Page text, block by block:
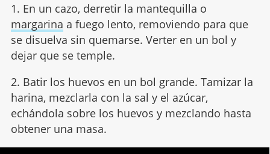
1. En un cazo, derretir la mantequilla o
margarina a fuego lento, removiendo para que
se disuelva sin quemarse. Verter en un bol y
dejar que se temple.
2. Batir los huevos en un bol grande. Tamizar la
harina, mezclarla con la sal y el azúcar,
echándola sobre los huevos y mezclando hasta
obtener una masa.